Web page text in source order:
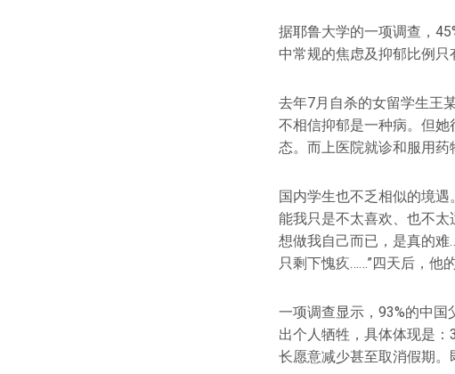
据耶鲁大学的一项调查，
中常规的焦虑及抑郁比例只
去年7月自杀的女留学生王
不相信抑郁是一种病。但她
态。而上医院就诊和服用药
国内学生也不乏相似的境
能我只是不太喜欢、也不
想做我自己而已，是真的
只剩下愧疚……”四天后，他
一项调查显示，93%的中
出个人牺牲，具体体现是
长愿意减少甚至取消假期。